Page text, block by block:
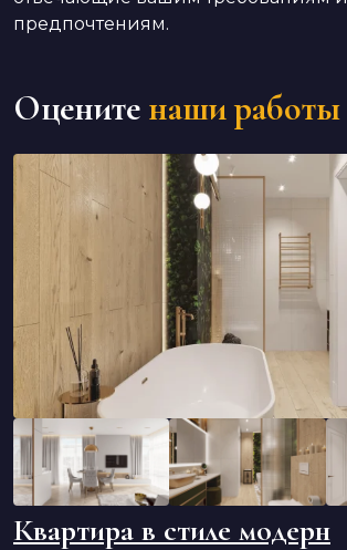
предпочтениям.
Оцените наши работы
Квартира в стиле модерн